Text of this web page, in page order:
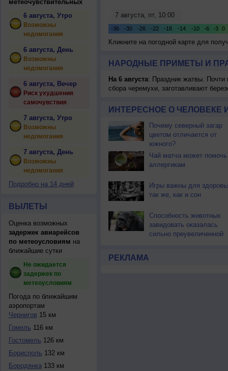
метеочувствительных
6 августа, Утро
Возможны
недомогания
6 августа, День
Возможны
недомогания
6 августа, Вечер
Риск ухудшения
самочувствия
7 августа, Утро
Возможны
недомогания
7 августа, День
Возможны
недомогания
Подробно на 14 дней
ВЫЛЕТЫ
Оценка возможных
задержек авиарейсов
по метеоусловиям на
ближайшие сутки
Не ожидается
задержек по
метеоусловиям
Погода по ближайшим
аэропортам
Чернигов 15 км
Гомель 116 км
Гостомель 126 км
Борисполь 132 км
Бородянка133 км
Кликните на погодной карте для
НАРОДНЫЕ ПРИМЕТЫ И
На 6 августа: Праздник жатвы. Почти
сбора черемухи, заготавливают
ИНТЕРЕСНОЕ О ЧЕЛОВЕКЕ
Почему северный загар
цветом отличается от
южного?
Чай матча может помочь
аллергикам
Игры важны для
так же, как и сон
Способность животных
завидовать оказалась
сильно преувеличенной
РЕКЛАМА